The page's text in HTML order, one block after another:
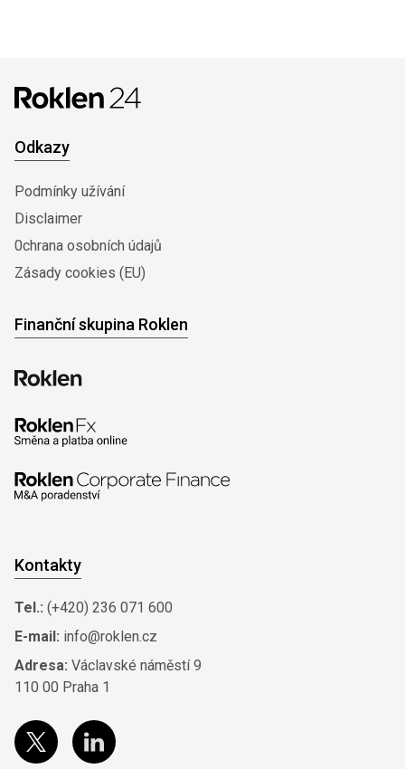
Odkazy
Podmínky užívání
Disclaimer
0chrana osobních údajů
Zásady cookies (EU)
Finanční skupina Roklen
Kontakty
Tel.: (+420) 236 071 600
E-mail: info@roklen.cz
Adresa: Václavské náměstí 9
110 00 Praha 1